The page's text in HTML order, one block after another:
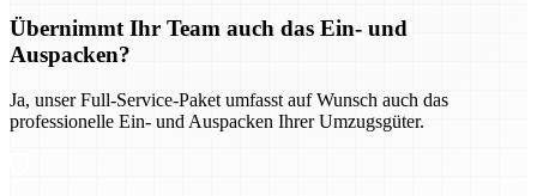
Übernimmt Ihr Team auch das Ein- und
Auspacken?
Ja, unser Full-Service-Paket umfasst auf Wunsch auch das
professionelle Ein- und Auspacken Ihrer Umzugsgüter.